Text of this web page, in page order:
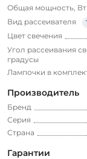
Общая мощность, Вт
Вид рассеивателя
Цвет свечения
Угол рассеивания
градусы
Лампочки в
Производитель
Бренд
Серия
Страна
Гарантии